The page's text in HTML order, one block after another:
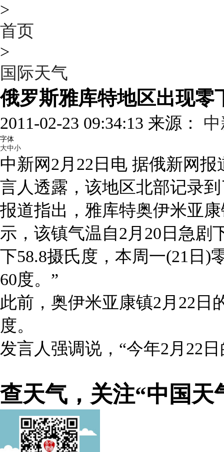
>
首页
>
国际天气
俄罗斯雅库特地区出现零
2011-02-23 09:34:13 来源：
字体
大中小
中新网2月22日电 据俄新网
言人透露，该地区北部记录
报道指出，雅库特奥伊米亚
示，该镇气温自2月20日急剧
下58.8摄氏度，本周一(21日)
60度。”
此前，奥伊米亚康镇2月22日
度。
发言人强调说，“今年2月22
查天气，关注“中国天